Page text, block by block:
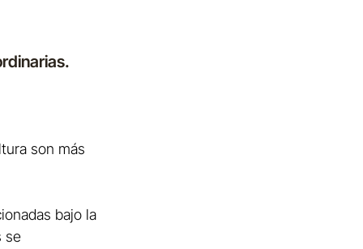
son más
bajo la
se